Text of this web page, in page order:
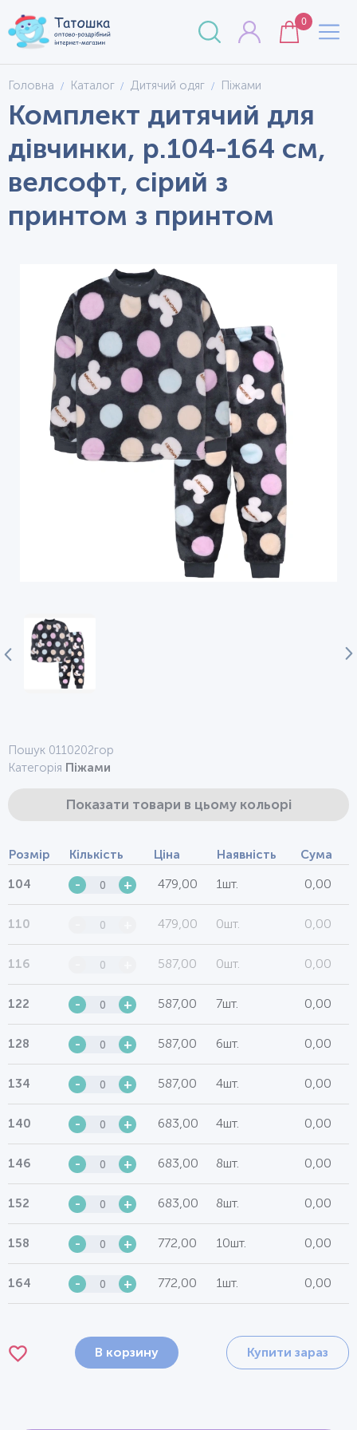
0
Головна Каталог Дитячий одяг Піжами
Комплект дитячий для
дівчинки, р.104-164 см,
велсофт, сірий з
принтом з принтом
Пошук 0110202гор
Категорія Піжами
Показати товари в цьому кольорі
Розмір Кількість Ціна Наявність Сума
104 - + 479,00 1шт. 0,00
110 479,00 0шт. 0,00
116 587,00 0шт. 0,00
122 - + 587,00 7шт. 0,00
128 - + 587,00 6шт. 0,00
134 - + 587,00 4шт. 0,00
140 - + 683,00 4шт. 0,00
146 - + 683,00 8шт. 0,00
152 - + 683,00 8шт. 0,00
158 - + 772,00 10шт. 0,00
164 - + 772,00 1шт. 0,00
В корзину Купити зараз